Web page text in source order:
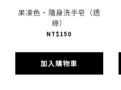
果凍色·隨身洗手皂（透
綠）
NT$150
加入購物車